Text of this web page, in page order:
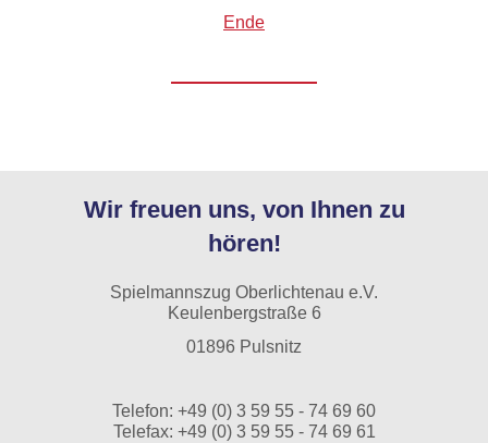
Ende
Wir freuen uns, von Ihnen zu
hören!
Spielmannszug Oberlichtenau e.V.
Keulenbergstraße 6
01896 Pulsnitz
Telefon: +49 (0) 3 59 55 - 74 69 60
Telefax: +49 (0) 3 59 55 - 74 69 61